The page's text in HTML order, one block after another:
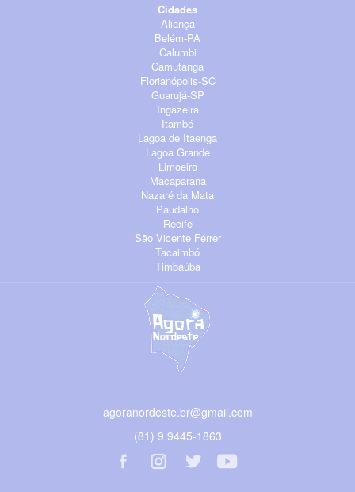
Cidades
Aliança
Belém-PA
Calumbi
Camutanga
Florianópolis-SC
Guarujá-SP
Ingazeira
Itambé
Lagoa de Itaenga
Lagoa Grande
Limoeiro
Macaparana
Nazaré da Mata
Paudalho
Recife
São Vicente Férrer
Tacaimbó
Timbaúba
agoranordeste.br@gmail.com
(81) 9 9445-1863